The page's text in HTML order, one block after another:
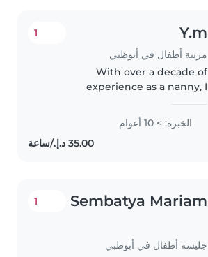
Y.m
مربية أطفال في أبوظبي
1
With over a decade of
experience as a nanny, I
a parent myself, I bring patience,
warmth, and a playful spirit to
every family I work with. I'm..
الخبرة: > 10 أعوام
Sembatya Mariam
جليسة أطفال في أبوظبي
1